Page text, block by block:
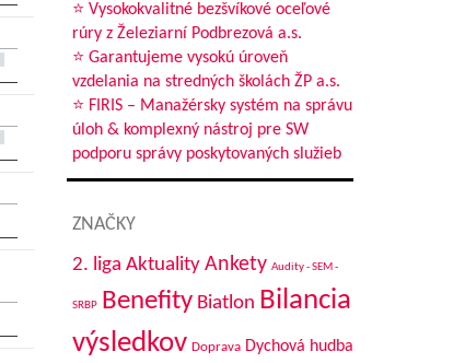
⭐ Vysokokvalitné bezšvíkové oceľové
rúry z Železiarní Podbrezová a.s.
⭐ Garantujeme vysokú úroveň
vzdelania na stredných školách ŽP a.s.
⭐ FIRIS – Manažérsky systém na správu
úloh & komplexný nástroj pre SW
podporu správy poskytovaných služieb
ZNAČKY
2. liga Aktuality Ankety Audity - SEM -
SRBP Benefity Biatlon Bilancia
výsledkov Doprava Dychová hudba